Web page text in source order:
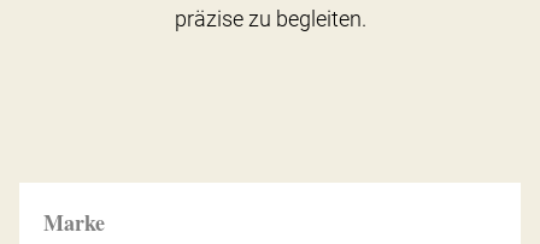
Marke
präzise zu begleiten.